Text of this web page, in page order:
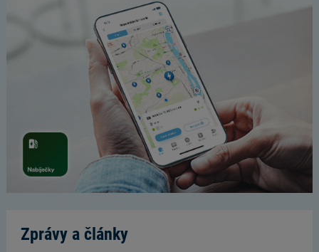
Zprávy a články